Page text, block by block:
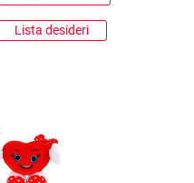
Lista desideri